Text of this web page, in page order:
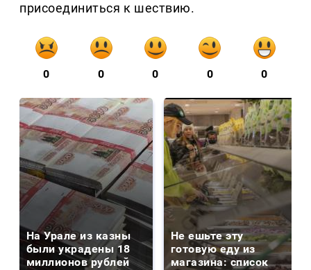
присоединиться к шествию.
0 0 0 0 0
На Урале из казны
были украдены 18
миллионов рублей
Не ешьте эту
готовую еду из
магазина: список